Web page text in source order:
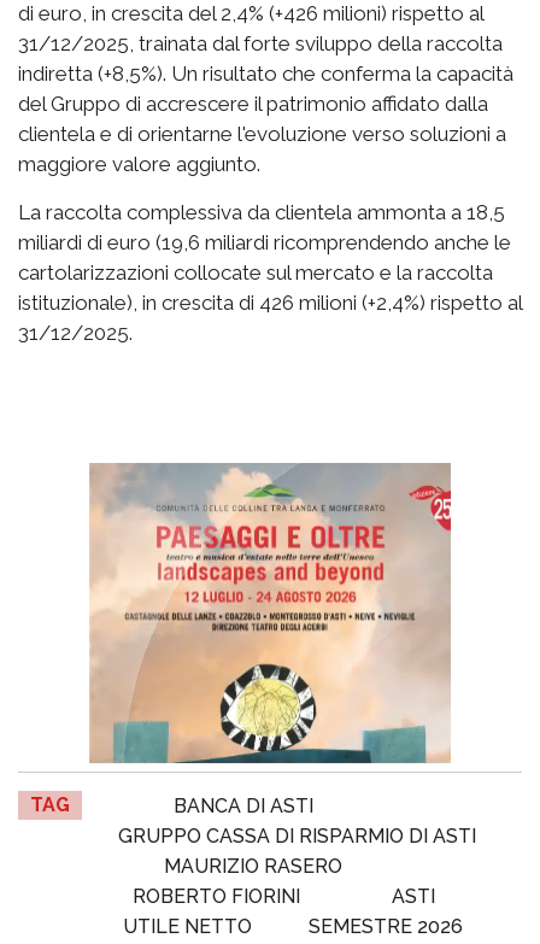
di euro, in crescita del 2,4% (+426 milioni) rispetto al
31/12/2025, trainata dal forte sviluppo della raccolta
indiretta (+8,5%). Un risultato che conferma la capacità
del Gruppo di accrescere il patrimonio affidato dalla
clientela e di orientarne l'evoluzione verso soluzioni a
maggiore valore aggiunto.
La raccolta complessiva da clientela ammonta a 18,5
miliardi di euro (19,6 miliardi ricomprendendo anche le
cartolarizzazioni collocate sul mercato e la raccolta
istituzionale), in crescita di 426 milioni (+2,4%) rispetto al
31/12/2025.
TAG
BANCA DI ASTI
GRUPPO CASSA DI RISPARMIO DI ASTI
MAURIZIO RASERO
ROBERTO FIORINI
ASTI
UTILE NETTO
SEMESTRE 2026